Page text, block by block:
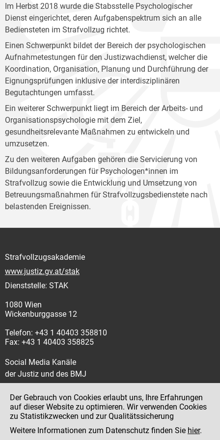
Im Herbst 2018 wurde die Stabsstelle Psychologischer
Dienst eingerichtet, deren Aufgabenspektrum sich an alle
Bediensteten im Strafvollzug richtet.
Einen Schwerpunkt bildet der Bereich der psychologischen
Aufnahmetestungen für den Justizwachdienst, welcher die
Koordination, Organisation, Planung und Durchführung der
Eignungsprüfungen inklusive der interdisziplinären
Begutachtungen umfasst.
Ein weiterer Schwerpunkt liegt im Bereich der Arbeits- und
Organisationspsychologie mit dem Ziel,
gesundheitsrelevante Maßnahmen zu entwickeln und
umzusetzen.
Zu den weiteren Aufgaben gehören die Servicierung von
Bildungsanforderungen für Psychologen*innen im
Strafvollzug sowie die Entwicklung und Umsetzung von
Betreuungsmaßnahmen für Strafvollzugsbedienstete nach
belastenden Ereignissen.
Strafvollzugsakademie
www.justiz.gv.at/stak
Dienststelle: STAK
1080 Wien
Wickenburggasse 12
Telefon: +43 1 40403 358810
Fax: +43 1 40403 358825
Social Media Kanäle
der Justiz und des BMJ
Impressum
Datenschutz
Der Gebrauch von Cookies erlaubt uns, Ihre Erfahrungen
auf dieser Website zu optimieren. Wir verwenden Cookies
zu Statistikzwecken und zur Qualitätssicherung
Weitere Informationen zum Datenschutz finden Sie hier.